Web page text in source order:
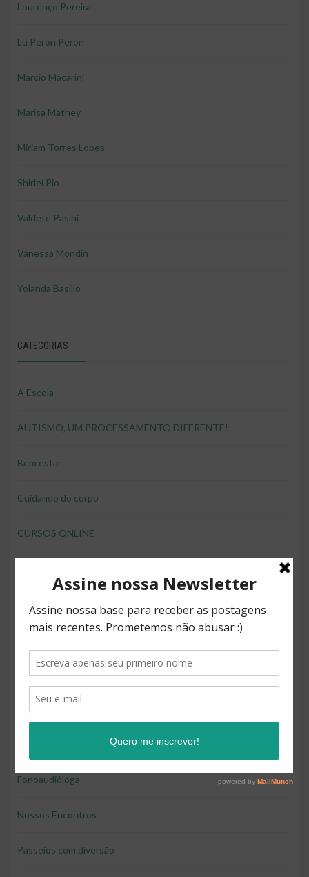
Lourenço Pereira
Lu Peron Peron
Marcio Macarini
Marisa Mathey
Miriam Torres Lopes
Shirlei Pio
Valdete Pasini
Vanessa Mondin
Yolanda Basilio
CATEGORIAS
A Escola
AUTISMO, UM PROCESSAMENTO DIFERENTE!
Bem estar
Cuidando do corpo
CURSOS ONLINE
Direitos
Educação
Educação e diversão
Educação financeira para crianças
Fonoaudióloga
Nossos Encontros
Passeios com diversão